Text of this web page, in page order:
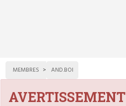
MEMBRES AND.BOI
AVERTISSEMENT